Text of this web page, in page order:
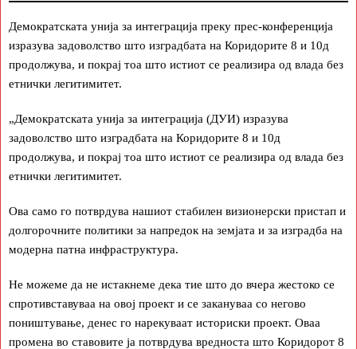
Демократската унија за интеграција преку прес-конференција
изразува задоволство што изградбата на Коридорите 8 и 10д
продолжува, и покрај тоа што истиот се реализира од влада без
етнички легитимитет.
„Демократската унија за интеграција (ДУИ) изразува
задоволство што изградбата на Коридорите 8 и 10д
продолжува, и покрај тоа што истиот се реализира од влада без
етнички легитимитет.
Ова само го потврдува нашиот стабилен визионерски пристап и
долгорочните политики за напредок на земјата и за изградба на
модерна патна инфраструктура.
Не можеме да не истакнеме дека тие што до вчера жестоко се
спротивставуваа на овој проект и се закануваа со негово
поништување, денес го нарекуваат историски проект. Оваа
промена во ставовите ја потврдува вредноста што Коридорот 8